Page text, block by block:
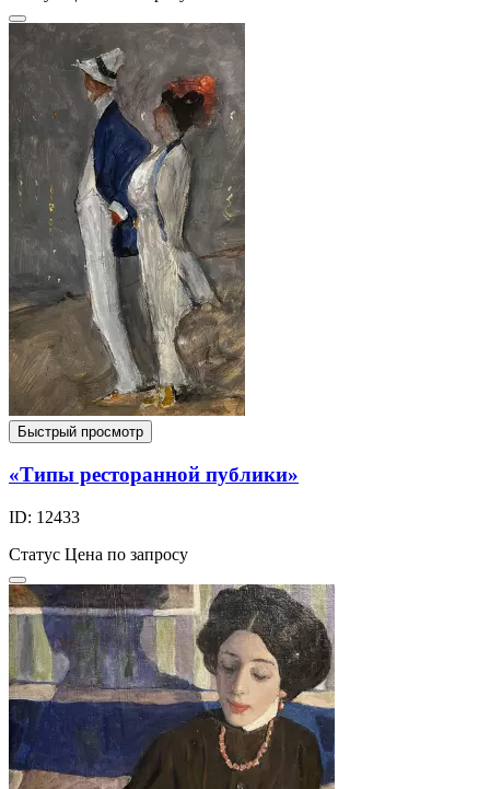
Быстрый просмотр
«Типы ресторанной публики»
ID: 12433
Статус Цена по запросу